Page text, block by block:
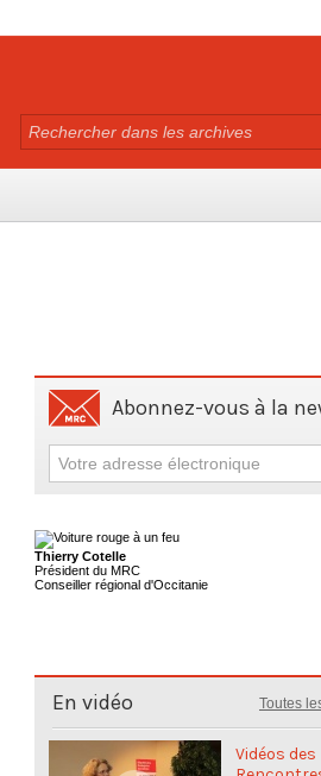
Abonnez-vous à la
Thierry Cotelle
Président du MRC
Conseiller régional d'Occitanie
En vidéo Toutes
Vidéos des